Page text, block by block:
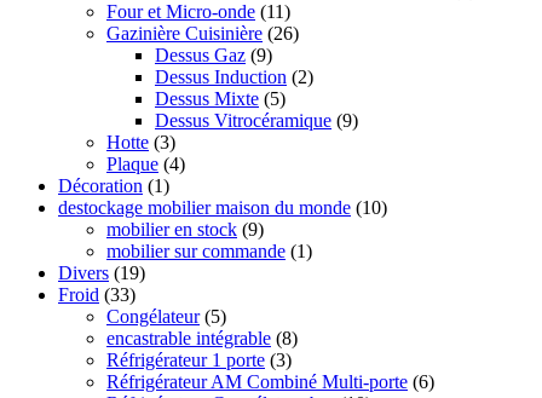
Four et Micro-onde (11)
Gazinière Cuisinière (26)
Dessus Gaz (9)
Dessus Induction (2)
Dessus Mixte (5)
Dessus Vitrocéramique (9)
Hotte (3)
Plaque (4)
Décoration (1)
destockage mobilier maison du monde (10)
mobilier en stock (9)
mobilier sur commande (1)
Divers (19)
Froid (33)
Congélateur (5)
encastrable intégrable (8)
Réfrigérateur 1 porte (3)
Réfrigérateur AM Combiné Multi-porte (6)